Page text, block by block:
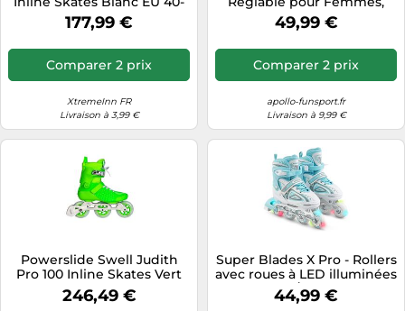
41
177,99 €
Comparer 2 prix
XtremeInn FR
Livraison à 3,99 €
Enfants et Adultes - Roues
Alignées LED pour Filles et
Garçons - Tailles 31-42
49,99 €
Comparer 2 prix
apollo-funsport.fr
Livraison à 9,99 €
Powerslide Swell Judith
Pro 100 Inline Skates Vert
EU 42-43
246,49 €
Super Blades X Pro - Rollers
avec roues à LED illuminées
- blanc/turquoise
44,99 €